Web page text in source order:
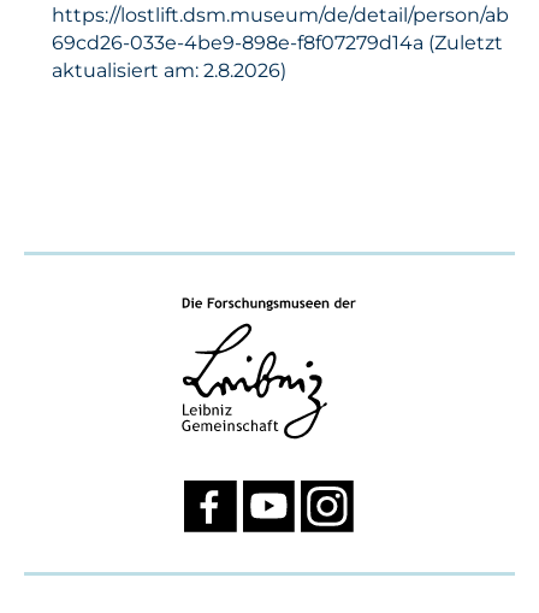
https://lostlift.dsm.museum/de/detail/person/ab
69cd26-033e-4be9-898e-f8f07279d14a (Zuletzt
aktualisiert am: 2.8.2026)